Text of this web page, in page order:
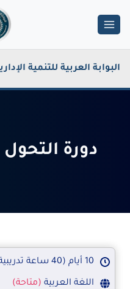
البوابة العربية للتنمية
دورة التحول
10 أيام (40 ساعة تدريبية)
اللغة العربية (متاحة)